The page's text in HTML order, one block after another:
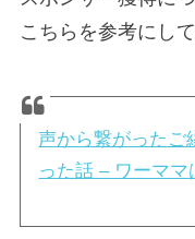
こちらを参考にし
声から繋がったご
った話 – ワーママ